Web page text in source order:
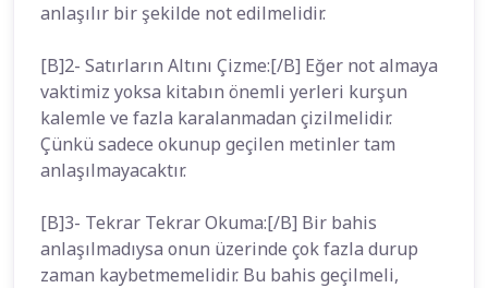
anlaşılır bir şekilde not edilmelidir.
[B]2- Satırların Altını Çizme:[/B] Eğer not almaya
vaktimiz yoksa kitabın önemli yerleri kurşun
kalemle ve fazla karalanmadan çizilmelidir.
Çünkü sadece okunup geçilen metinler tam
anlaşılmayacaktır.
[B]3- Tekrar Tekrar Okuma:[/B] Bir bahis
anlaşılmadıysa onun üzerinde çok fazla durup
zaman kaybetmemelidir. Bu bahis geçilmeli,